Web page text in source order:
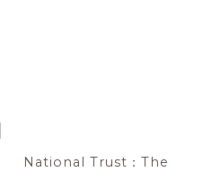
National Trust：The